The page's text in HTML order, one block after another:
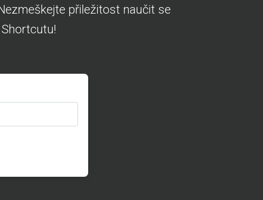
přiležitost naučit se